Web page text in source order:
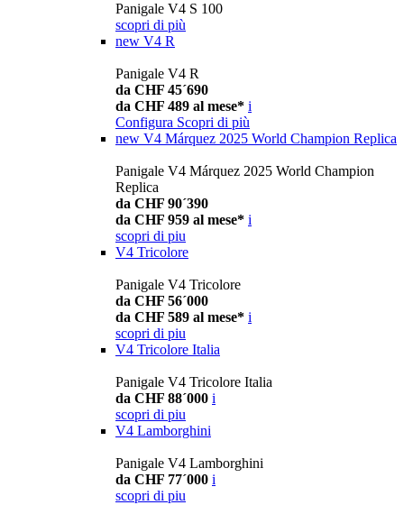
Panigale V4 S 100
scopri di più
new V4 R
Panigale V4 R
da CHF 45´690
da CHF 489 al mese* i
Configura Scopri di più
new V4 Márquez 2025 World Champion Replica
Panigale V4 Márquez 2025 World Champion
Replica
da CHF 90´390
da CHF 959 al mese* i
scopri di piu
V4 Tricolore
Panigale V4 Tricolore
da CHF 56´000
da CHF 589 al mese* i
scopri di piu
V4 Tricolore Italia
Panigale V4 Tricolore Italia
da CHF 88´000 i
scopri di piu
V4 Lamborghini
Panigale V4 Lamborghini
da CHF 77´000 i
scopri di piu